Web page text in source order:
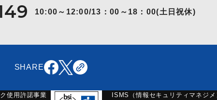
10:00～12:00/13：00～18：00(土日祝休)
SHARE
使用許諾事業
ISMS（情報セキュリティマネジ